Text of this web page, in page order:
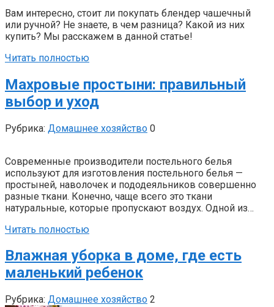
Вам интересно, стоит ли покупать блендер чашечный
или ручной? Не знаете, в чем разница? Какой из них
купить? Мы расскажем в данной статье!
Читать полностью
Махровые простыни: правильный
выбор и уход
Рубрика: Домашнее хозяйство 0
Современные производители постельного белья
используют для изготовления постельного белья —
простыней, наволочек и пододеяльников совершенно
разные ткани. Конечно, чаще всего это ткани
натуральные, которые пропускают воздух. Одной из…
Читать полностью
Влажная уборка в доме, где есть
маленький ребенок
Рубрика: Домашнее хозяйство 2